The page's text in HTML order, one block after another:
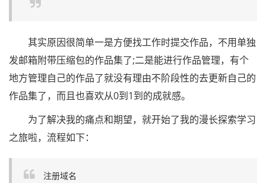
其实原因很简单一是方便找工作时提交作品，不用单独
发邮箱附带压缩包的作品集了;二是能进行作品管理，有个
地方管理自己的作品了就没有理由不阶段性的去更新自己的
作品集了，而且也喜欢从0到1到的成就感。
为了解决我的痛点和期望，就开始了我的漫长探索学习
之旅啦，流程如下：
注册域名